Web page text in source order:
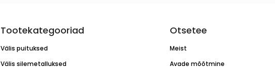
Tootekategooriad
Välis puituksed
Välis silemetalluksed
Otsetee
Meist
Avade mõõtmine